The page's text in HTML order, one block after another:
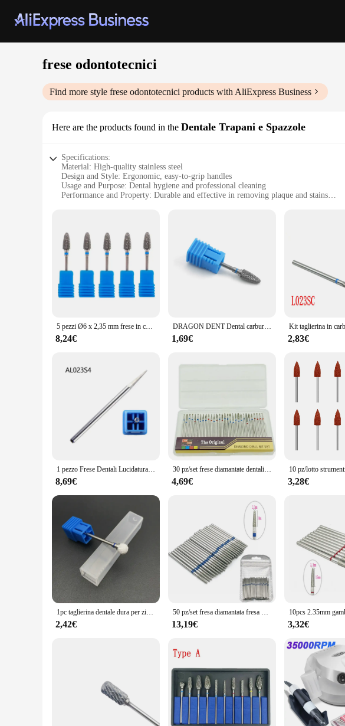
frese odontotecnici
Find more style frese odontotecnici products with AliExpress Business
Here are the products found in the Dentale Trapani e Spazzole
Specifications:
Material: High-quality stainless steel
Design and Style: Ergonomic, easy-to-grip handles
Usage and Purpose: Dental hygiene and professional cleaning
Performance and Property: Durable and effective in removing plaque and stains
Features:
**Unmatched Quality and Performance**
The frese odontotecnici Dentale Trapani e Spazzole are designed to meet the
only durable but also corrosion-resistant, ensuring long-lasting performance. The
are engineered to be effective in removing plaque and stains, contributing to better
**Versatile and Convenient**
Whether you're a dental professional or a home user, the frese odontotecnici sets
allowing for precise cleaning in hard-to-reach areas. The variety of tools in the
specialized procedures. The availability of wholesale and retail options makes
**Designed for Efficiency and Comfort**
extended use without discomfort. The set's variety ensures that you have the right
efficient but also designed to enhance the user's experience, making them an
5 pezzi Ø6 x 2,35 mm frese in carburo di tungsteno 3/32 pollici gambo taglio bava per utensile rotante uso per lucidatura dentale punte da trapano per unghie
8,24€
DRAGON DENT Dental carburo di tungsteno Nail Drill Bit s Machine Nail Cutter lima per unghie Manicure carburo Nail Drill Bit & frese dentali
1,69€ 2,83€
1 pezzo Frese Dentali Lucidatura Super Grossolana Media Pianura Taglierina In Carburo di Tungsteno. HP Punte Da Trapano Da Laboratorio di Odontoiatria Rettifica Abrasiva
8,69€
30 pz/set frese diamantate dentali punte per trapano per unghie fresa rotante lime pulite macchina elettrica strumenti per Manicure per Nail Art
4,69€ 3,28€
1pc taglierina dentale dura per zirconio di grado medico e punte da trapano in ceramica bianca frese rotanti per cuticole per manicure pedicure
2,42€
50 pz/set fresa diamantata fresa per molatura frese per molatura dentale frese per lucidatura dentale punte per trapano per unghie gambo da 2.35mm
13,19€ 3,32€